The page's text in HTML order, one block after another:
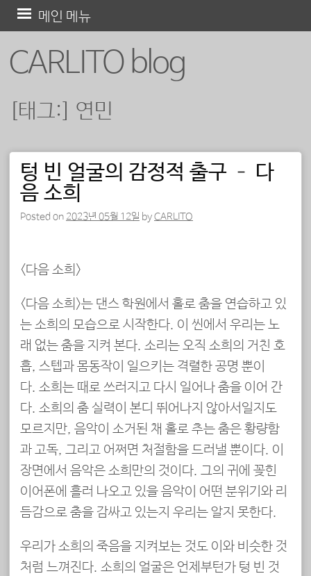
CARLITO blog
메인 메뉴
텐
[태그:] 연민
포스트 내비게이션
텅 빈 얼굴의 감정적 출구 – 다
음 소희
Posted on 2023년 05월 12일 byCARLITO
<다음 소희>
<다음 소희>는 댄스 학원에서 홀로 춤을 연습하고 있
는 소희의 모습으로 시작한다. 이 씬에서 우리는 노
래 없는 춤을 지켜 본다. 소리는 오직 소희의 거친 호
흡, 스텝과 몸동작이 일으키는 격렬한 공명 뿐이
다. 소희는 때로 쓰러지고 다시 일어나 춤을 이어 간
다. 소희의 춤 실력이 본디 뛰어나지 않아서일지도
모르지만, 음악이 소거된 채 홀로 추는 춤은 황량함
과 고독, 그리고 어쩌면 처절함을 드러낼 뿐이다. 이
장면에서 음악은 소희만의 것이다. 그의 귀에 꽂힌
이어폰에 흘러 나오고 있을 음악이 어떤 분위기와 리
듬감으로 춤을 감싸고 있는지 우리는 알지 못한다.
우리가 소희의 죽음을 지켜보는 것도 이와 비슷한 것
처럼 느껴진다. 소희의 얼굴은 언제부턴가 텅 빈 것